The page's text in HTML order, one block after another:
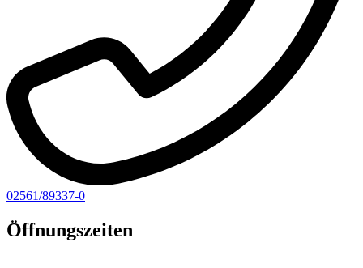
02561/89337-0
Öffnungszeiten